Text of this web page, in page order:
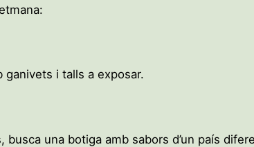
ganivets i talls a exposar.
una botiga amb sabors d’un país